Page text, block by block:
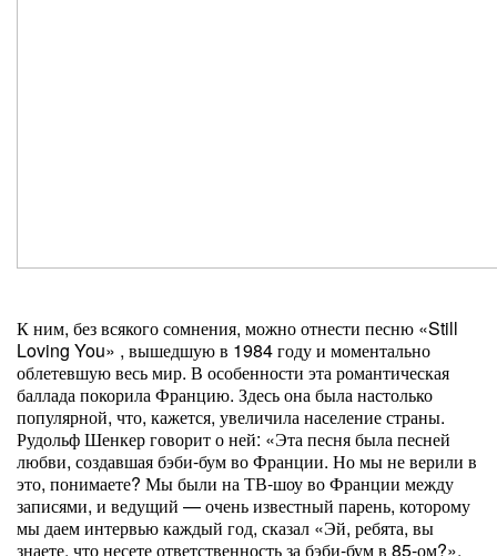
К ним, без всякого сомнения, можно отнести песню «Still
Loving You» , вышедшую в 1984 году и моментально
облетевшую весь мир. В особенности эта романтическая
баллада покорила Францию. Здесь она была настолько
популярной, что, кажется, увеличила население страны.
Рудольф Шенкер говорит о ней: «Эта песня была песней
любви, создавшая бэби-бум во Франции. Но мы не верили в
это, понимаете? Мы были на ТВ-шоу во Франции между
записями, и ведущий — очень известный парень, которому
мы даем интервью каждый год, сказал «Эй, ребята, вы
знаете, что несете ответственность за бэби-бум в 85-ом?».